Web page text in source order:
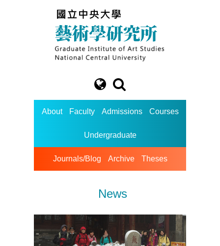
About Faculty Admissions Courses
Undergraduate
Journals/Blog Archive Theses
News